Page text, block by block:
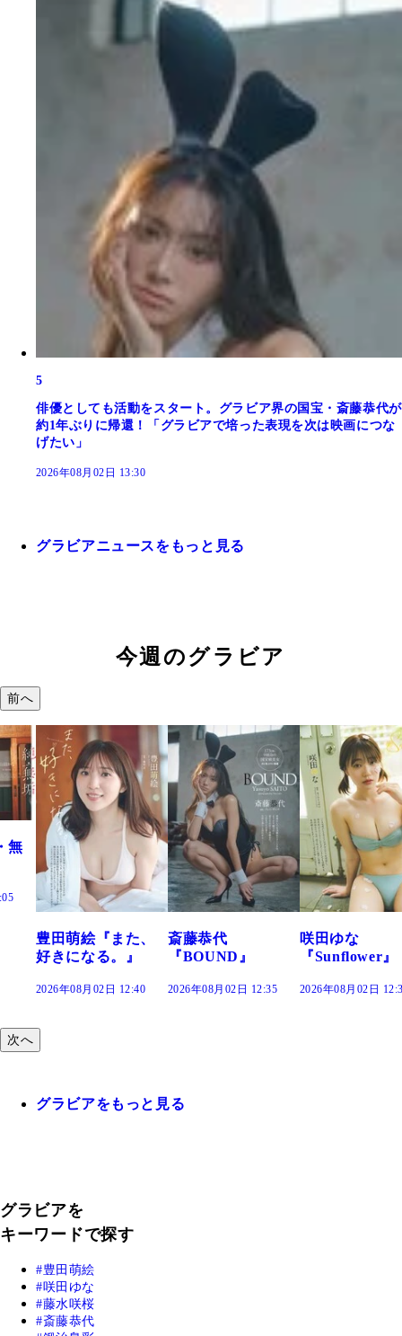
5
俳優としても活動をスタート。グラビア界の国宝・斎藤恭代が
約1年ぶりに帰還！「グラビアで培った表現を次は映画につな
げたい」
2026年08月02日 13:30
グラビアニュースをもっと見る
今週のグラビア
前へ
た、
斎藤恭代
『BOUND』
2026年08月02日 12:35
咲田ゆな
『Sunflower』
2026年08月02日 12:30
藤水咲桜『
だまり』
2026年08月02日
次へ
グラビアをもっと見る
グラビアを
キーワードで探す
豊田萌絵
咲田ゆな
藤水咲桜
斎藤恭代